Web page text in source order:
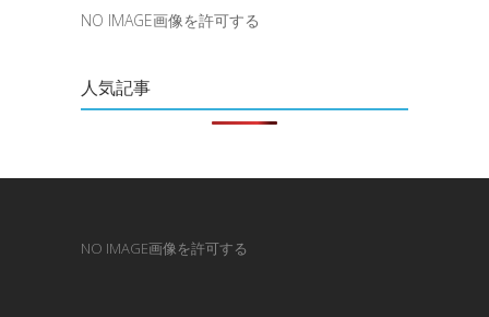
NO IMAGE画像を許可する
人気記事
NO IMAGE画像を許可する